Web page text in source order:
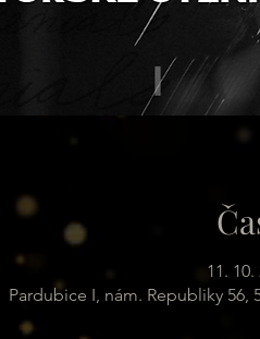
11. 10.
Pardubice I, nám. Republiky 56,